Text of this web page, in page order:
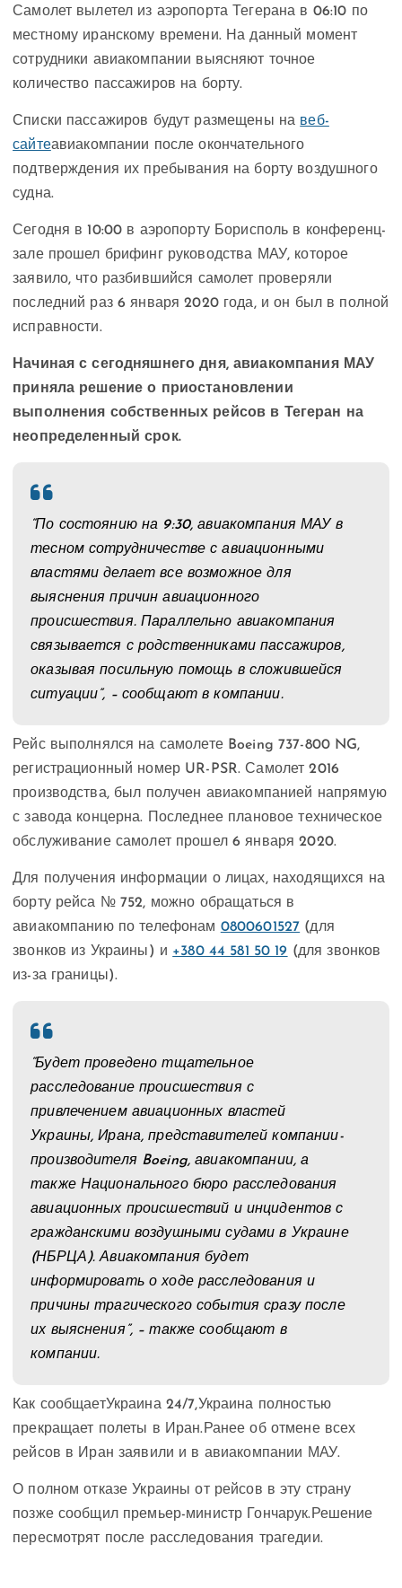
Самолет вылетел из аэропорта Тегерана в 06:10 по
местному иранскому времени. На данный момент
сотрудники авиакомпании выясняют точное
количество пассажиров на борту.
Списки пассажиров будут размещены на веб-
сайтеавиакомпании после окончательного
подтверждения их пребывания на борту воздушного
судна.
Сегодня в 10:00 в аэропорту Борисполь в конференц-
зале прошел брифинг руководства МАУ, которое
заявило, что разбившийся самолет проверяли
последний раз 6 января 2020 года, и он был в полной
исправности.
Начиная с сегодняшнего дня, авиакомпания МАУ
приняла решение о приостановлении
выполнения собственных рейсов в Тегеран на
неопределенный срок.
“По состоянию на 9:30, авиакомпания МАУ в
тесном сотрудничестве с авиационными
властями делает все возможное для
выяснения причин авиационного
происшествия. Параллельно авиакомпания
связывается с родственниками пассажиров,
оказывая посильную помощь в сложившейся
ситуации”, – сообщают в компании.
Рейс выполнялся на самолете Boeing 737-800 NG,
регистрационный номер UR-PSR. Самолет 2016
производства, был получен авиакомпанией напрямую
с завода концерна. Последнее плановое техническое
обслуживание самолет прошел 6 января 2020.
Для получения информации о лицах, находящихся на
борту рейса № 752, можно обращаться в
авиакомпанию по телефонам 0800601527 (для
звонков из Украины) и +380 44 581 50 19 (для звонков
из-за границы).
“Будет проведено тщательное
расследование происшествия с
привлечением авиационных властей
Украины, Ирана, представителей компании-
производителя Boeing, авиакомпании, а
также Национального бюро расследования
авиационных происшествий и инцидентов с
гражданскими воздушными судами в Украине
(НБРЦА). Авиакомпания будет
информировать о ходе расследования и
причины трагического события сразу после
их выяснения”, – также сообщают в
компании.
Как сообщаетУкраина 24/7,Украина полностью
прекращает полеты в Иран.Ранее об отмене всех
рейсов в Иран заявили и в авиакомпании МАУ.
О полном отказе Украины от рейсов в эту страну
позже сообщил премьер-министр Гончарук.Решение
пересмотрят после расследования трагедии.